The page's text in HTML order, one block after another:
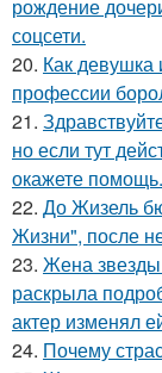
рождение
соцсети.
20. Как девушка
профессии
21.
но если тут
окажете помощь.
22. До Жизель
Жизни", после
23. Жена
раскрыла
актер изменял
24. Почему